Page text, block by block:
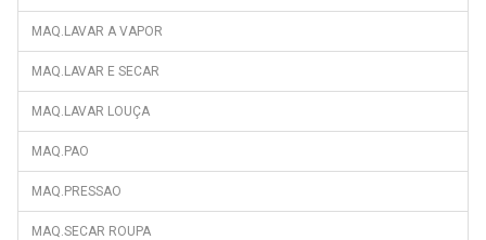
MAQ.LAVAR A VAPOR
MAQ.LAVAR E SECAR
MAQ.LAVAR LOUÇA
MAQ.PAO
MAQ.PRESSAO
MAQ.SECAR ROUPA